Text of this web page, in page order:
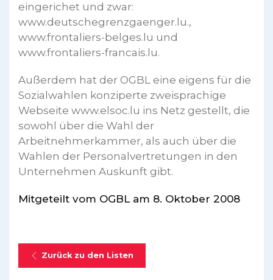
eingerichet und zwar:
www.deutschegrenzgaenger.lu.,
www.frontaliers-belges.lu und
www.frontaliers-francais.lu.
Außerdem hat der OGBL eine eigens für die
Sozialwahlen konziperte zweisprachige
Webseite www.elsoc.lu ins Netz gestellt, die
sowohl über die Wahl der
Arbeitnehmerkammer, als auch über die
Wahlen der Personalvertretungen in den
Unternehmen Auskunft gibt.
Mitgeteilt vom OGBL am 8. Oktober 2008
Zurück zu den Listen